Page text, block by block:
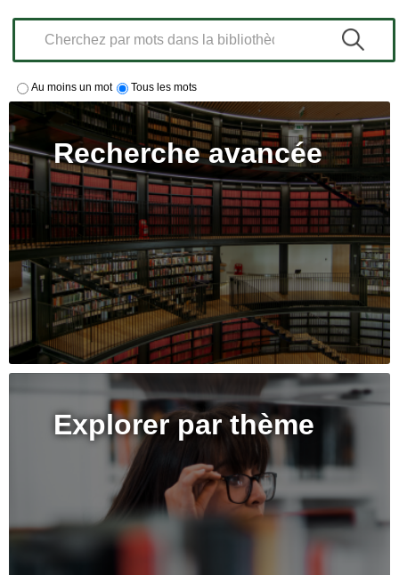
Au moins un mot Tous les mots
Recherche avancée
Explorer par thème